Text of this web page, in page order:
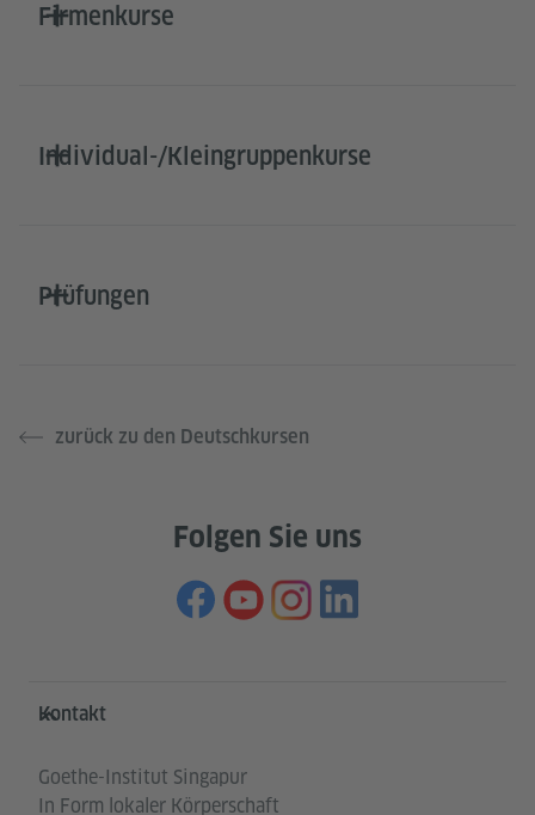
Firmenkurse
Individual-/Kleingruppenkurse
Prüfungen
zurück zu den Deutschkursen
Folgen Sie uns
Service- und Informationsbereich
Kontakt
Goethe-Institut Singapur
In Form lokaler Körperschaft